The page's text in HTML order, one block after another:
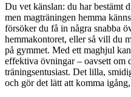
Du vet känslan: du har bestämt
men magträningen hemma
försöker du få in några snabba
hemmakontoret, eller så vill du
på gymmet. Med ett maghjul
effektiva övningar – oavsett om
träningsentusiast. Det lilla,
och gör det lätt att komma